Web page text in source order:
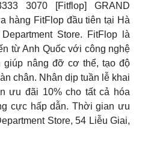
3070 [Fitflop] GRAND
hàng FitFlop đầu tiên tại Hà
Store. FitFlop là
từ Anh Quốc với công nghệ
giúp nâng đỡ cơ thể, tạo độ
chân. Nhân dịp tuần lễ khai
ưu đãi 10% cho tất cả hóa
cực hấp dẫn. Thời gian ưu
Store, 54 Liễu Giai,